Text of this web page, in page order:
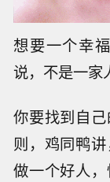
想要一个幸
说，不是一家
你要找到自
则，鸡同鸭
做一个好人，